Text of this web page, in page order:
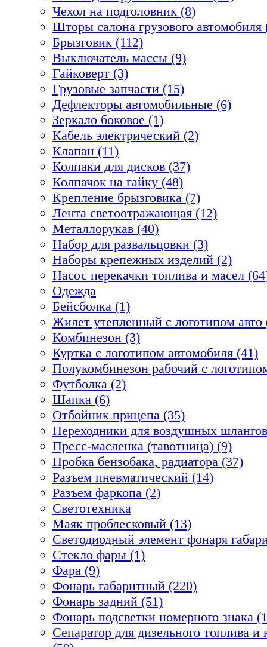
Чехол на подголовник (8)
Шторы салона грузового автомобиля
Брызговик (112)
Выключатель массы (9)
Гайковерт (3)
Грузовые запчасти (15)
Дефлекторы автомобильные (6)
Зеркало боковое (1)
Кабель электрический (2)
Клапан (11)
Колпаки для дисков (37)
Колпачок на гайку (48)
Крепление брызговика (7)
Лента светоотражающая (12)
Металлорукав (40)
Набор для развальцовки (3)
Наборы крепежных изделий (2)
Насос перекачки топлива и масел
Одежда
Бейсболка (1)
Жилет утепленный с логотипом авто
Комбинезон (3)
Куртка с логотипом автомобиля (41)
Полукомбинезон рабочий с
Футболка (2)
Шапка (6)
Отбойник прицепа (35)
Переходники для воздушных
Пресс-масленка (тавотница) (9)
Пробка бензобака, радиатора (37)
Разъем пневматический (14)
Разъем фаркопа (2)
Светотехника
Маяк проблесковый (13)
Светодиодный элемент фонаря
Стекло фары (1)
Фара (9)
Фонарь габаритный (220)
Фонарь задний (51)
Фонарь подсветки номерного знака
Сепаратор для дизельного топлива